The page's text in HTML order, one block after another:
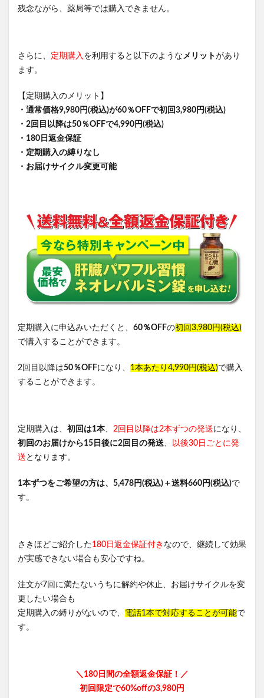
残念ながら、薬局等では購入できません。
さらに、 定期購入 を利用すると以下のようなメリットがあり
ます。
【定期購入のメリット】
・通常価格9,980円(税込)が60％OFFで初回3,980円(税込)
・2回目以降は50％OFFで4,990円(税込)
・180日返金保証
・定期購入の縛りなし
・お届けサイクル変更可能
定期購入に申込みいただくと、 60％OFFの初回3,980円(税込)
で購入することができます。
2回目以降は50％OFFになり、 1本あたり4,990円(税込)で購入
することができます。
定期購入は、 初回は1本、 2回目以降は2本ずつの発送になり、
初回のお届けから15日後に2回目の発送、 以後30日ごとに発
送 となります。
1本ずつをご希望の方は、5,478円(税込)＋送料660円(税込)で
す。
さきほどご紹介した180日返金保証付き なので、継続して効果
が実感できない場合も安心ですね。
注文が7回に満たないうちに解約や休止、お届けサイクルを変
更したい場合も
定期購入の縛りがないので、 電話1本で対応することが可能で
す。
＼180日間の全額返金保証！／
初回限定で60%offの3,980円